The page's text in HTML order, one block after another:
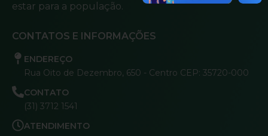
estar para a população.
CONTATOS E INFORMAÇÕES
ENDEREÇO
Rua Oito de Dezembro, 650 - Centro CEP: 35720-000
CONTATO
(31) 3712 1541
ATENDIMENTO